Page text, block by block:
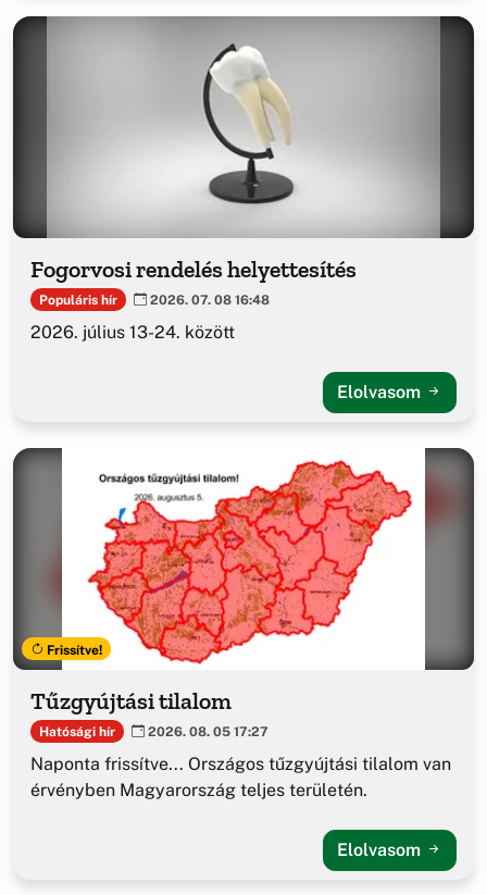
Fogorvosi rendelés helyettesítés
Populáris hír 2026. 07. 08 16:48
2026. július 13-24. között
Elolvasom
Frissítve!
Tűzgyújtási tilalom
Hatósági hír 2026. 08. 05 17:27
Naponta frissítve... Országos tűzgyújtási tilalom van
érvényben Magyarország teljes területén.
Elolvasom